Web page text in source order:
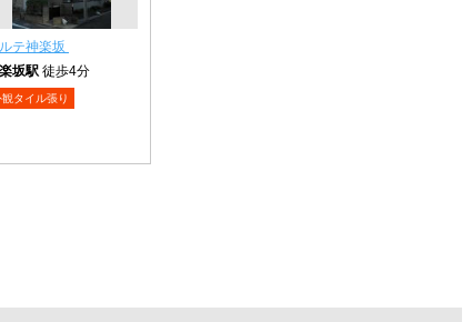
テ神楽坂
坂駅 徒歩4分
観タイル張り